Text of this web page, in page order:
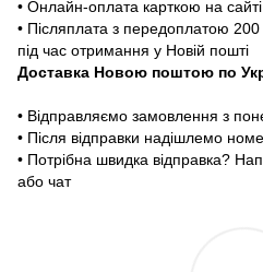
• Онлайн-оплата карткою на сайті
• Післяплата з передоплатою
під час отримання у Новій пошті
Доставка Новою поштою по
• Відправляємо замовлення з
• Після відправки надішлемо
• Потрібна швидка відправка?
або чат